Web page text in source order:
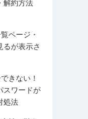
ページ・
るが表示さ
きない！
スワードが
処法